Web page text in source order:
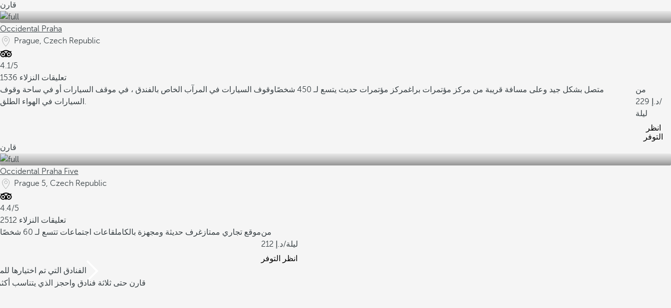
قارن
Occidental Praha
Prague, Czech Republic
4.1/5
1536 تعليقات النزلاء
متصل بشكل جيد وعلى مسافة قريبة من مركز مؤتمرات براغمركز مؤتمرات حديث يتسع لـ 450 شخصًا
وقوف السيارات في المرآب الخاص بالفندق ، في موقف السيارات أو في ساحة وقوف
السيارات في الهواء الطلق.
من
229
/
ليلة
انظر
التوفر
قارن
Occidental Praha Five
Prague 5, Czech Republic
4.4/5
2512 تعليقات النزلاء
موقع تجاري ممتاز غرف حديثة ومجهزة بالكاملقاعات اجتماعات تتسع لـ 60 شخصًا
من
212
/ليلة
انظر التوفر
/3 الفنادق التي تم اختيارها
قارن حتى ثلاثة فنادق واحجز الذي يتناسب